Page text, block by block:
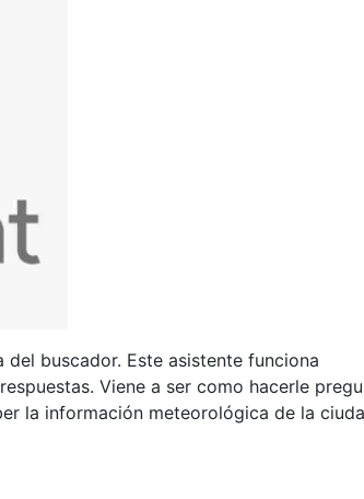
buscador. Este asistente funciona
Viene a ser como hacerle
la información meteorológica de la